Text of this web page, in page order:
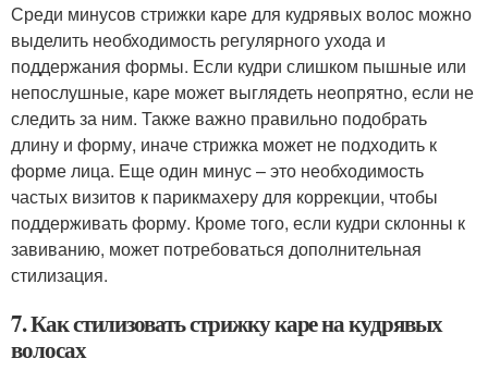
Среди минусов стрижки каре для кудрявых волос можно
выделить необходимость регулярного ухода и
поддержания формы. Если кудри слишком пышные или
непослушные, каре может выглядеть неопрятно, если не
следить за ним. Также важно правильно подобрать
длину и форму, иначе стрижка может не подходить к
форме лица. Еще один минус – это необходимость
частых визитов к парикмахеру для коррекции, чтобы
поддерживать форму. Кроме того, если кудри склонны к
завиванию, может потребоваться дополнительная
стилизация.
7. Как стилизовать стрижку каре на кудрявых
волосах